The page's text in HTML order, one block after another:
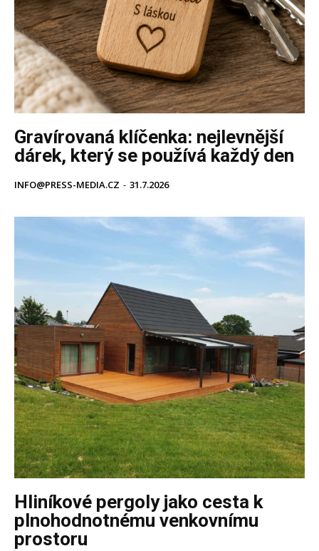
Gravírovaná klíčenka: nejlevnější
dárek, který se používá každý den
INFO@PRESS-MEDIA.CZ - 31.7.2026
Hliníkové pergoly jako cesta k
plnohodnotnému venkovnímu
prostoru